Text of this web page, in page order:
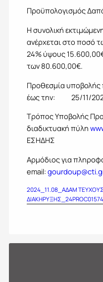
Προϋπολογισμός
Η συνολική
ανέρχεται στο ποσό
24% ύψους
των 80.600,00€.
Προθεσμία
έως την: 25/11/
Τρόπος Υποβολής
διαδικτυακή πύλη
ΕΣΗΔΗΣ
Αρμόδιος για
email:
2024_11.08_ΑΔΑΜ ΤΕΥΧΟΥΣ